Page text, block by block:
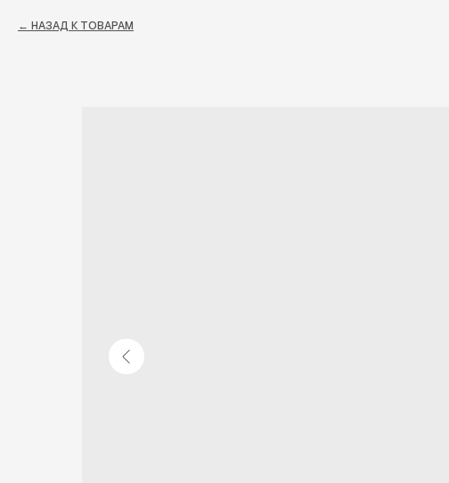
НАЗАД К ТОВАРАМ